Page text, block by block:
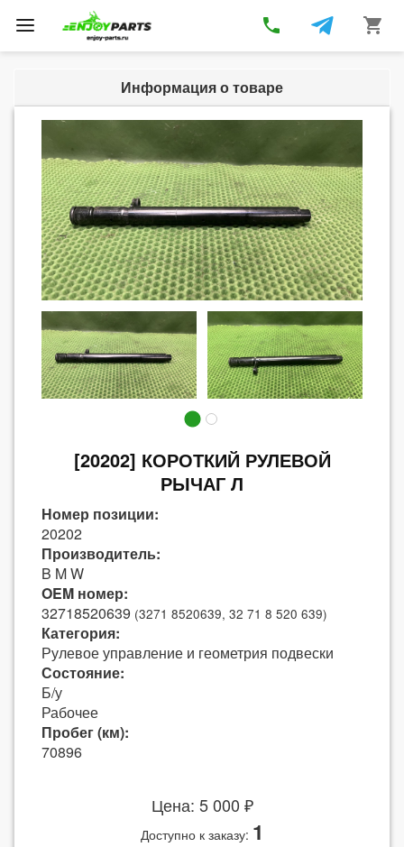
Toggle
navigation
phone shopping_cart
Информация о товаре
[20202] КОРОТКИЙ РУЛЕВОЙ
РЫЧАГ Л
Номер позиции:
20202
Производитель:
B M W
OEM номер:
32718520639 (3271 8520639, 32 71 8 520 639)
Категория:
Рулевое управление и геометрия подвески
Состояние:
Б/у
Рабочее
Пробег (км):
70896
Цена: 5 000 ₽
Доступно к заказу: 1